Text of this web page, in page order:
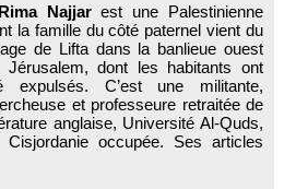
Najjarest une Palestinienne
la famille du côté paternel vient du
de Lifta dans la banlieue ouest
Jérusalem, dont les habitants ont
expulsés. C’est une militante,
et professeure retraitée de
anglaise, Université Al-Quds,
Cisjordanie occupée. Ses articles